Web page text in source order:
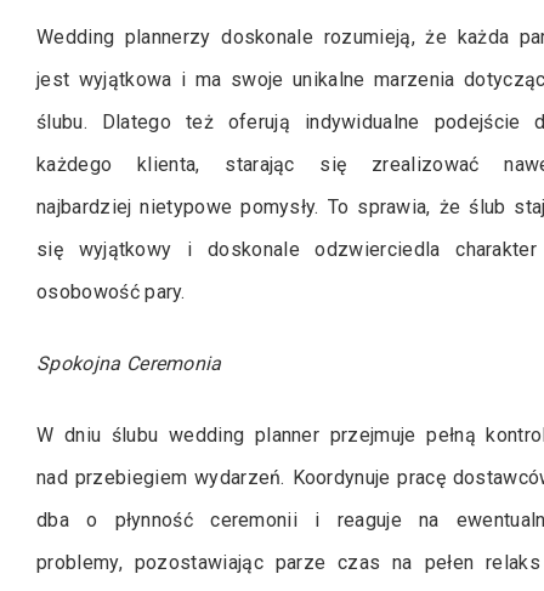
Wedding plannerzy doskonale rozumieją, że każda
jest wyjątkowa i ma swoje unikalne marzenia
ślubu. Dlatego też oferują indywidualne podejście
każdego klienta, starając się zrealizować
najbardziej nietypowe pomysły. To sprawia, że ślub
się wyjątkowy i doskonale odzwierciedla
osobowość pary.
Spokojna Ceremonia
W dniu ślubu wedding planner przejmuje pełną
nad przebiegiem wydarzeń. Koordynuje pracę
dba o płynność ceremonii i reaguje na
problemy, pozostawiając parze czas na pełen